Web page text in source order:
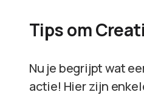
Tips om
Nu je begrijpt wat
actie! Hier zijn